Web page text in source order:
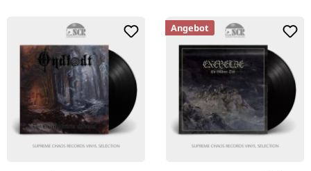
Angebot